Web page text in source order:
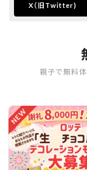
X （旧Twitter)
親子で無料体
NEW